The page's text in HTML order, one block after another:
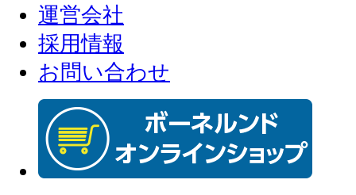
運営会社
採用情報
お問い合わせ